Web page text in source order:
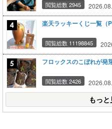
閲覧総数 2945
楽天ラッキーくじ一覧（
閲覧総数 11198845
フロックスのこぼれが発
閲覧総数 2426
もっと